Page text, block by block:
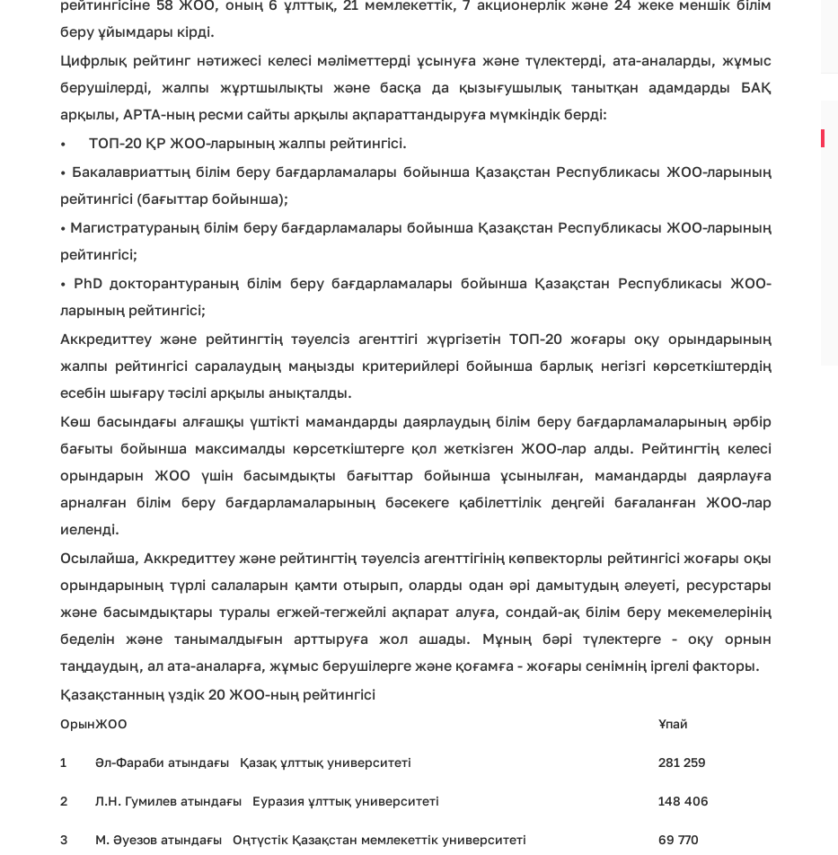
рейтингісіне 58 ЖОО, оның 6 ұлттық, 21 мемлекеттік, 7 акционерлік және 24 жеке меншік білім
беру ұйымдары кірді.
Цифрлық рейтинг нәтижесі келесі мәліметтерді ұсынуға және түлектерді, ата-аналарды, жұмыс
берушілерді, жалпы жұртшылықты және басқа да қызығушылық танытқан адамдарды БАҚ
арқылы, АРТА-ның ресми сайты арқылы ақпараттандыруға мүмкіндік берді:
•
ТОП-20 ҚР ЖОО-ларының жалпы рейтингісі.
• Бакалавриаттың білім беру бағдарламалары бойынша Қазақстан Республикасы ЖОО-ларының
рейтингісі (бағыттар бойынша);
• Магистратураның білім беру бағдарламалары бойынша Қазақстан Республикасы ЖОО-ларының
рейтингісі;
• PhD докторантураның білім беру бағдарламалары бойынша Қазақстан Республикасы ЖОО-
ларының рейтингісі;
Аккредиттеу және рейтингтің тәуелсіз агенттігі жүргізетін ТОП-20 жоғары оқу орындарының
жалпы рейтингісі саралаудың маңызды критерийлері бойынша барлық негізгі көрсеткіштердің
есебін шығару тәсілі арқылы анықталды.
Көш басындағы алғашқы үштікті мамандарды даярлаудың білім беру бағдарламаларының әрбір
бағыты бойынша максималды көрсеткіштерге қол жеткізген ЖОО-лар алды. Рейтингтің келесі
орындарын ЖОО үшін басымдықты бағыттар бойынша ұсынылған, мамандарды даярлауға
арналған білім беру бағдарламаларының бәсекеге қабілеттілік деңгейі бағаланған ЖОО-лар
иеленді.
Осылайша, Аккредиттеу және рейтингтің тәуелсіз агенттігінің көпвекторлы рейтингісі жоғары оқы
орындарының түрлі салаларын қамти отырып, оларды одан әрі дамытудың әлеуеті, ресурстары
және басымдықтары туралы егжей-тегжейлі ақпарат алуға, сондай-ақ білім беру мекемелерінің
беделін және танымалдығын арттыруға жол ашады. Мұның бәрі түлектерге - оқу орнын
таңдаудың, ал ата-аналарға, жұмыс берушілерге және қоғамға - жоғары сенімнің іргелі факторы.
Қазақстанның үздік 20 ЖОО-ның рейтингісі
ОрынЖОО Ұпай
1 Әл-Фараби атындағы Қазақ ұлттық университеті 281 259
2 Л.Н. Гумилев атындағы Еуразия ұлттық университеті 148 406
3 М. Әуезов атындағы Оңтүстік Қазақстан мемлекеттік университеті 69 770